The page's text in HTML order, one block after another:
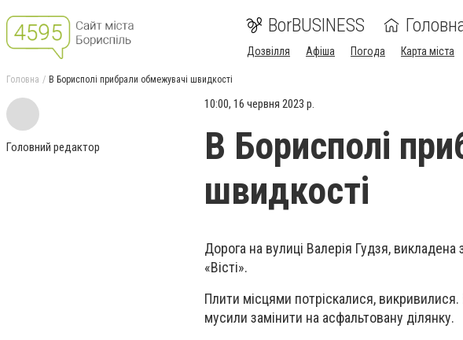
BorBUSINESS
Дозвілля Афіша Погода Карта міста
Головна В Борисполі прибрали обмежувачі швидкості
Головний редактор
10:00, 16 червня 2023 р.
В Борисполі
швидкості
Дорога на вулиці Валерія Гудзя,
«Вісті».
Плити місцями потріскалися,
мусили замінити на асфальтовану ділянку.